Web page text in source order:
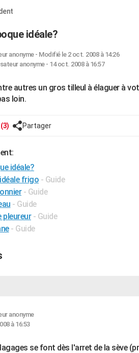
idéale?
anonyme- Modifié le 2 oct. 2008 à 14:26
anonyme - 14 oct. 2008 à 16:57
autres un gros tilleul à élaguer à
loin.
Partager
idéale?
frigo - Guide
- Guide
- Guide
pleureur - Guide
- Guide
anonyme
à 16:53
se font dès l'arret de la sève